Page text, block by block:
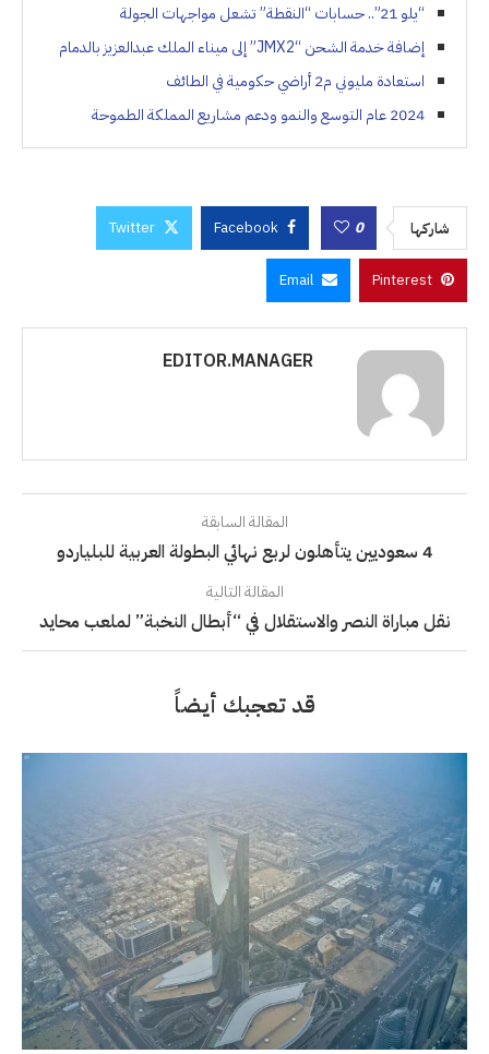
“يلو 21”.. حسابات “النقطة” تشعل مواجهات الجولة
إضافة خدمة الشحن “JMX2” إلى ميناء الملك عبدالعزيز بالدمام
استعادة مليوني م2 أراضي حكومية في الطائف
2024 عام التوسع والنمو ودعم مشاريع المملكة الطموحة
شاركها 0
Facebook
Twitter
Pinterest
Email
EDITOR.MANAGER
المقالة السابقة
4 سعوديين يتأهلون لربع نهائي البطولة العربية للبلياردو
المقالة التالية
نقل مباراة النصر والاستقلال في “أبطال النخبة” لملعب محايد
قد تعجبك أيضاً